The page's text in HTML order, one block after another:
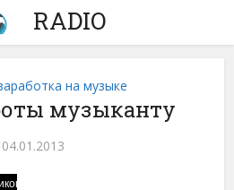
RADIO
на музыке
музыканту
04.01.2013